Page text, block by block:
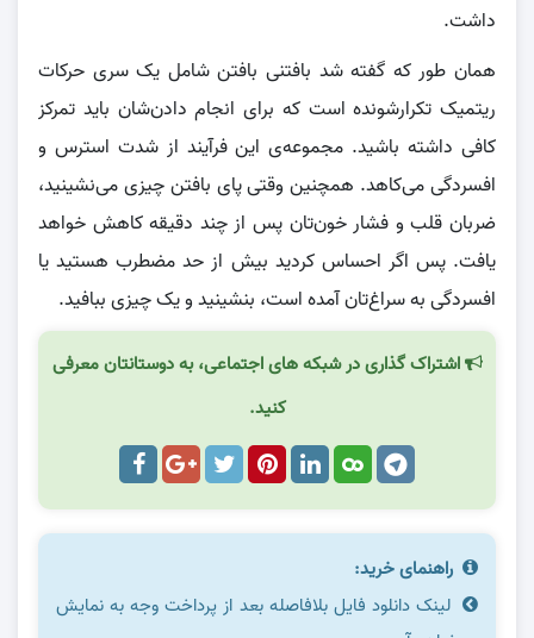
داشت.
همان طور که گفته شد بافتنی بافتن شامل یک سری حرکات
ریتمیک تکرارشونده است که برای انجام دادن‌شان باید تمرکز
کافی داشته باشید. مجموعه‌ی این فرآیند از شدت استرس و
افسردگی می‌کاهد. همچنین وقتی پای بافتن چیزی می‌نشینید،
ضربان قلب و فشار خون‌تان پس از چند دقیقه کاهش خواهد
یافت. پس اگر احساس کردید بیش از حد مضطرب هستید یا
افسردگی به سراغ‌تان آمده است، بنشینید و یک چیزی ببافید.
اشتراک گذاری در شبکه های اجتماعی، به دوستانتان معرفی
کنید.
راهنمای خرید:
لینک دانلود فایل بلافاصله بعد از پرداخت وجه به نمایش